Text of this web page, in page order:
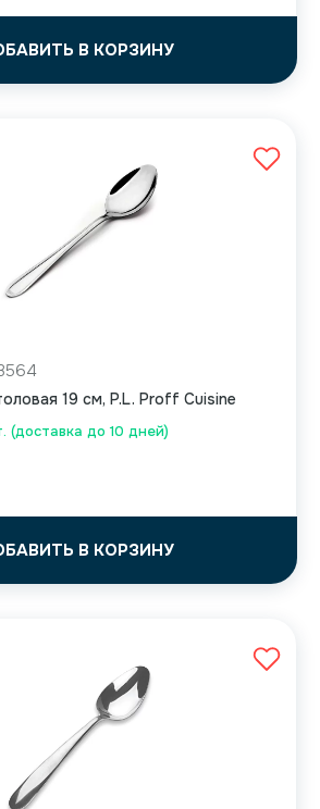
В КОРЗИНУ
(доставка до 10 дней)
19 см, P.L. Proff Cuisine
В КОРЗИНУ